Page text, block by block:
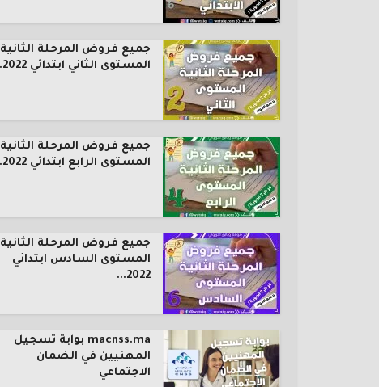
جميع فروض المرحلة الثانية
المستوى الثاني ابتدائي 2022...
جميع فروض المرحلة الثانية
المستوى الرابع ابتدائي 2022...
جميع فروض المرحلة الثانية
المستوى السادس ابتدائي
2022...
macnss.ma بوابة تسجيل
المهنيين في الضمان
الاجتماعي